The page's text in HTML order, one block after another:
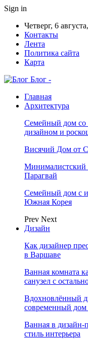
Sign in
Четверг, 6
Контакты
Лента
Политика сайта
Карта
Блог -
Главная
Архитектура
Семейный дом со
дизайном и
Висячий Дом от
Минималистский
Парагвай
Семейный дом с
Южная Корея
Prev Next
Дизайн
Как дизайнер
в Варшаве
Ванная комната
санузел с
Вдохновлённый
современный
Ванная в дизайн-
стиль интерьера